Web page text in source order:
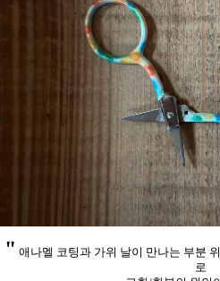
" 애나멜 코팅과 가위 날이 만나는 부분
로